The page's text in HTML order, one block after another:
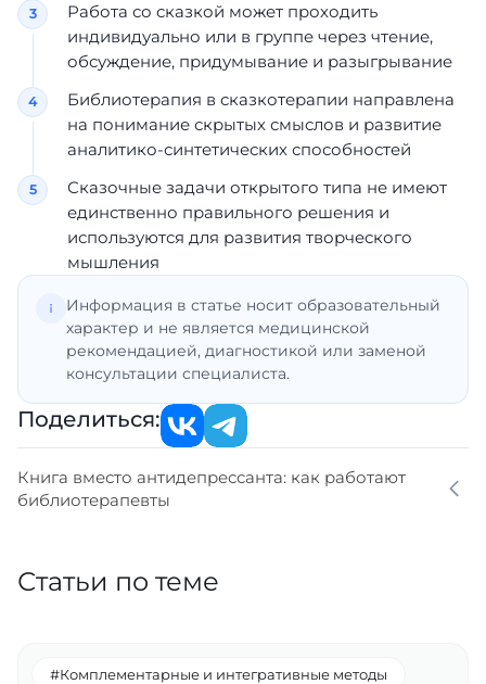
Работа со сказкой может проходить
индивидуально или в группе через чтение,
обсуждение, придумывание и разыгрывание
Библиотерапия в сказкотерапии направлена
на понимание скрытых смыслов и развитие
аналитико-синтетических способностей
Сказочные задачи открытого типа не имеют
единственно правильного решения и
используются для развития творческого
мышления
Информация в статье носит образовательный
характер и не является медицинской
рекомендацией, диагностикой или заменой
консультации специалиста.
Поделиться:
Книга вместо антидепрессанта: как работают
библиотерапевты
Статьи по теме
#Комплементарные и интегративные методы